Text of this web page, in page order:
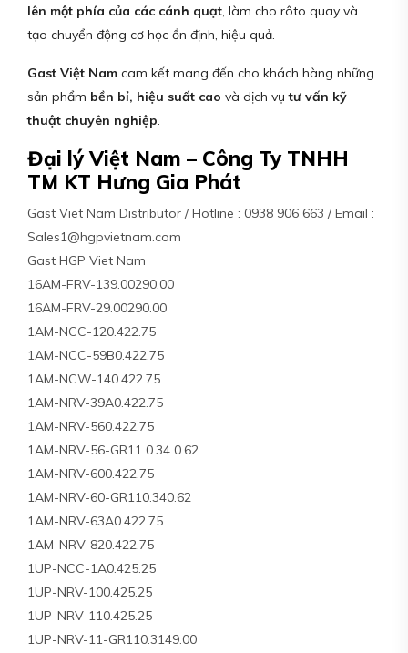
lên một phía của các cánh quạt, làm cho rôto quay và
tạo chuyển động cơ học ổn định, hiệu quả.
Gast Việt Nam cam kết mang đến cho khách hàng những
sản phẩm bền bỉ, hiệu suất cao và dịch vụtư vấn kỹ
thuật chuyên nghiệp.
Đại lý Việt Nam – Công Ty TNHH
TM KT Hưng Gia Phát
Gast Viet Nam Distributor / Hotline : 0938 906 663 / Email :
Sales1@hgpvietnam.com
Gast HGP Viet Nam
16AM-FRV-139.00290.00
16AM-FRV-29.00290.00
1AM-NCC-120.422.75
1AM-NCC-59B0.422.75
1AM-NCW-140.422.75
1AM-NRV-39A0.422.75
1AM-NRV-560.422.75
1AM-NRV-56-GR11 0.34 0.62
1AM-NRV-600.422.75
1AM-NRV-60-GR110.340.62
1AM-NRV-63A0.422.75
1AM-NRV-820.422.75
1UP-NCC-1A0.425.25
1UP-NRV-100.425.25
1UP-NRV-110.425.25
1UP-NRV-11-GR110.3149.00